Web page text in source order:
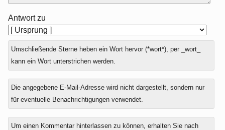
Antwort zu
Umschließende Sterne heben ein Wort hervor (*wort*), per _wort_
kann ein Wort unterstrichen werden.
Die angegebene E-Mail-Adresse wird nicht dargestellt, sondern nur
für eventuelle Benachrichtigungen verwendet.
Um einen Kommentar hinterlassen zu können, erhalten Sie nach